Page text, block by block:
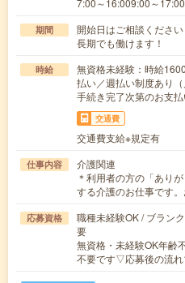
7:00～16:009:00～
期間
開始日はご相談くださ
長期でも働けます！
時給
無資格未経験：時給
払い／週払い制度あり
手続き完了次第のお支払
交通費
交通費支給※規定有
仕事内容
介護関連
＊利用者の方の「あり
する介護のお仕事です
応募資格
職種未経験OK / ブラン
要
無資格・未経験OK年
不要です▽応募後の流